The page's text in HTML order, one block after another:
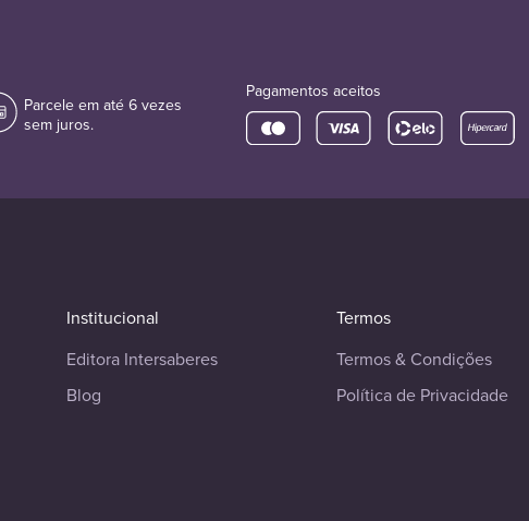
Parcele em até 6 vezes
sem juros.
Pagamentos aceitos
Institucional
Editora Intersaberes
Blog
Termos
Termos & Condições
Política de Privacidade